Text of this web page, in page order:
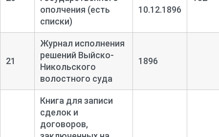
ополчения (есть
списки)
10.12.1896
21
Журнал исполнения
решений Выйско-
Никольского
волостного суда
1896
Книга для записи
сделок и
договоров,